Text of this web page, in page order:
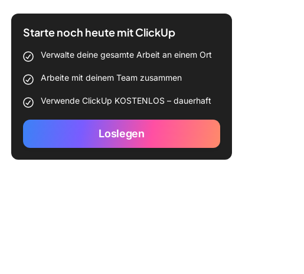
Starte noch heute mit ClickUp
Verwalte deine gesamte Arbeit an einem Ort
Arbeite mit deinem Team zusammen
Verwende ClickUp KOSTENLOS – dauerhaft
Loslegen